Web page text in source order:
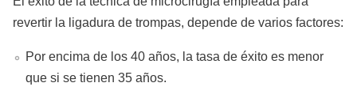
revertir la ligadura de trompas, depende de varios factores:
Por encima de los 40 años, la tasa de éxito es menor
que si se tienen 35 años.